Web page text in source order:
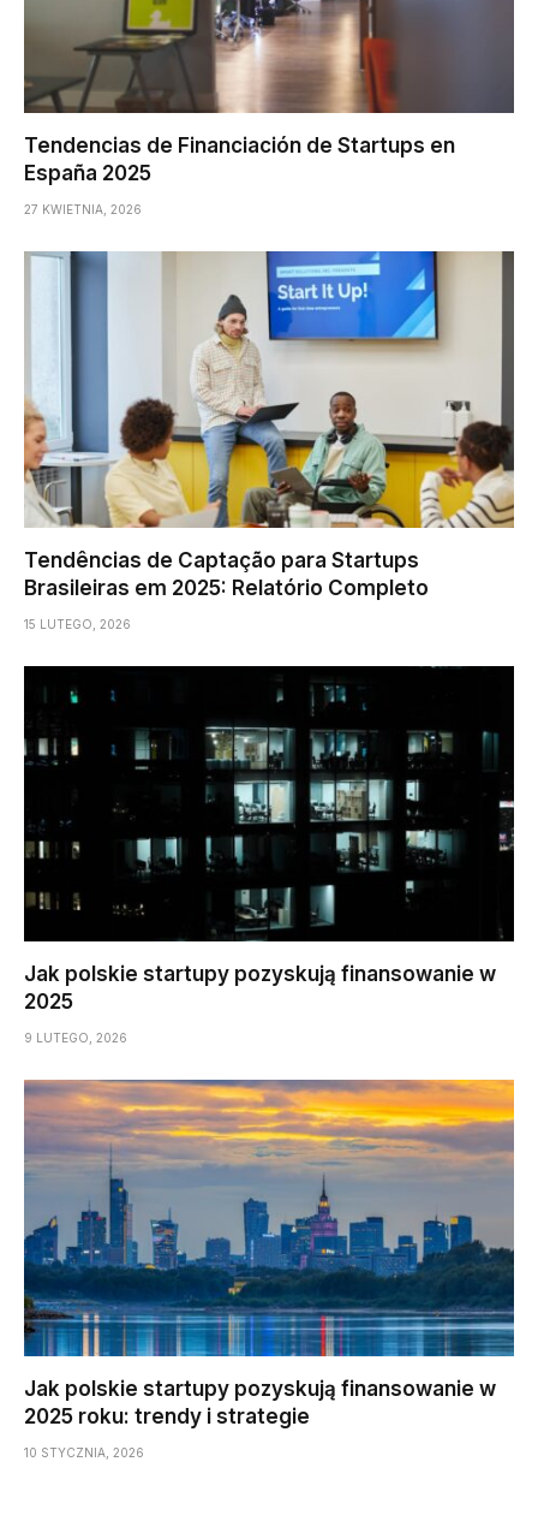
Tendencias de Financiación de Startups en
España 2025
27 KWIETNIA, 2026
Tendências de Captação para Startups
Brasileiras em 2025: Relatório Completo
15 LUTEGO, 2026
Jak polskie startupy pozyskują finansowanie w
2025
9 LUTEGO, 2026
Jak polskie startupy pozyskują finansowanie w
2025 roku: trendy i strategie
10 STYCZNIA, 2026